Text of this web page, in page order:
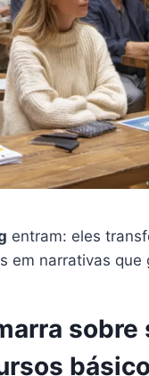
entram: eles
em narrativas